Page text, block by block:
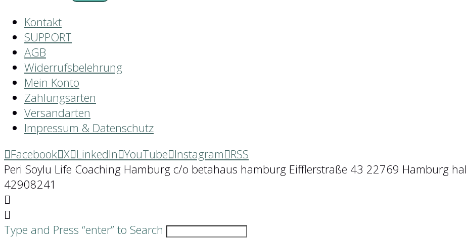
Kontakt
SUPPORT
AGB
Widerrufsbelehrung
Mein Konto
Zahlungsarten
Versandarten
Impressum & Datenschutz
Facebook X LinkedIn YouTube Instagram RSS
Peri Soylu Life Coaching Hamburg c/o betahaus hamburg Eifflerstraße 43 22769 Hamburg
42908241
Type and Press “enter” to Search